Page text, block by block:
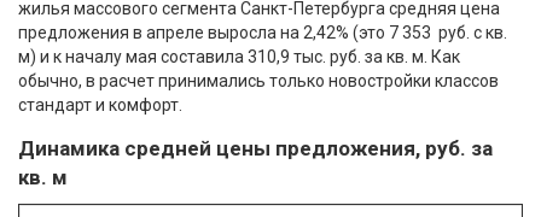
жилья массового сегмента Санкт-Петербурга средняя цена
предложения в апреле выросла на 2,42% (это 7 353 руб. с кв.
м) и к началу мая составила 310,9 тыс. руб. за кв. м. Как
обычно, в расчет принимались только новостройки классов
стандарт и комфорт.
Динамика средней цены предложения, руб. за
кв. м